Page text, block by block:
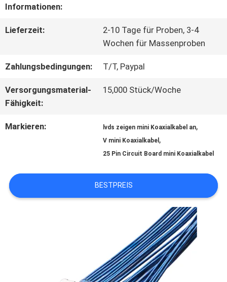
KONTAKT
MIT
NEUIGKEITEN
RECHTSSACHEN
BITTE
UM
Informationen:
Lieferzeit:
2-10 Tage für Proben, 3-4
Wochen für Massenproben
Zahlungsbedingungen: T/T, Paypal
Versorgungsmaterial-
Fähigkeit:
15,000 Stück/Woche
Markieren: lvds zeigen mini Koaxialkabel an,
V mini Koaxialkabel ,
25 Pin Circuit Board mini Koaxialkabel
BESTPREIS